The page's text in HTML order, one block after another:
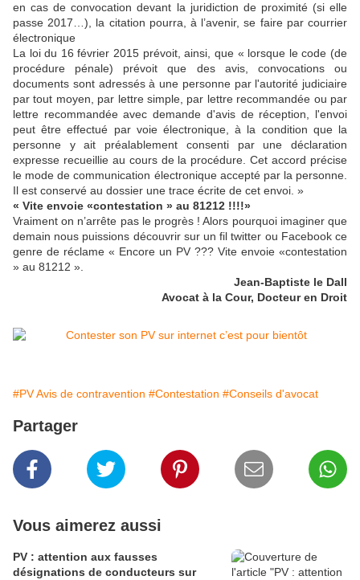
en cas de convocation devant la juridiction de proximité (si elle
passe 2017…), la citation pourra, à l’avenir, se faire par courrier
électronique
La loi du 16 février 2015 prévoit, ainsi, que « lorsque le code (de
procédure pénale) prévoit que des avis, convocations ou
documents sont adressés à une personne par l'autorité judiciaire
par tout moyen, par lettre simple, par lettre recommandée ou par
lettre recommandée avec demande d'avis de réception, l'envoi
peut être effectué par voie électronique, à la condition que la
personne y ait préalablement consenti par une déclaration
expresse recueillie au cours de la procédure. Cet accord précise
le mode de communication électronique accepté par la personne.
Il est conservé au dossier une trace écrite de cet envoi. »
« Vite envoie «contestation » au 81212 !!!!»
Vraiment on n’arrête pas le progrès ! Alors pourquoi imaginer que
demain nous puissions découvrir sur un fil twitter ou Facebook ce
genre de réclame « Encore un PV ??? Vite envoie «contestation
» au 81212 ».
Jean-Baptiste le Dall
Avocat à la Cour, Docteur en Droit
#PV Avis de contravention #Contestation #Conseils d'avocat
Partager
Vous aimerez aussi
PV : attention aux fausses
désignations de conducteurs sur